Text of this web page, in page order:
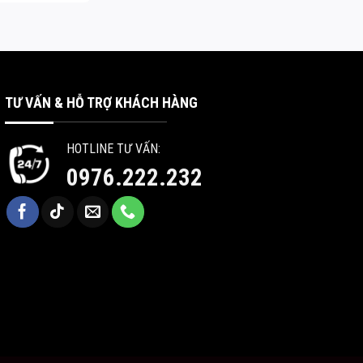
TƯ VẤN & HỖ TRỢ KHÁCH HÀNG
HOTLINE TƯ VẤN:
0976.222.232